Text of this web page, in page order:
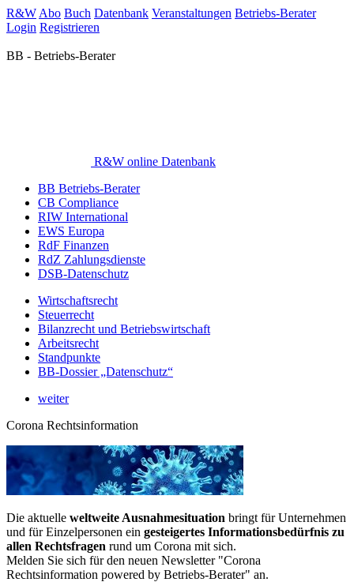
R&W Abo Buch Datenbank Veranstaltungen Betriebs-Berater
Login Registrieren
BB - Betriebs-Berater
R&W online Datenbank
BB Betriebs-Berater
CB Compliance
RIW International
EWS Europa
RdF Finanzen
RdZ Zahlungsdienste
DSB-Datenschutz
Wirtschaftsrecht
Steuerrecht
Bilanzrecht und Betriebswirtschaft
Arbeitsrecht
Standpunkte
BB-Dossier „Datenschutz“
weiter
Corona Rechtsinformation
Die aktuelle weltweite Ausnahmesituation bringt für Unternehmen
und für Einzelpersonen ein gesteigertes Informationsbedürfnis zu
allen Rechtsfragen rund um Corona mit sich.
Melden Sie sich für den neuen Newsletter "Corona
Rechtsinformation powered by Betriebs-Berater" an.